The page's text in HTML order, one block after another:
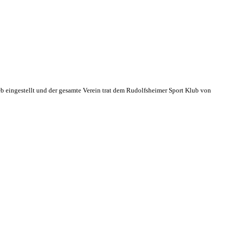
eingestellt und der gesamte Verein trat dem Rudolfsheimer Sport Klub von